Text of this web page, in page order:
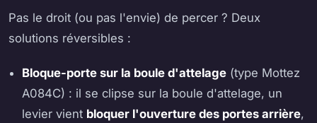
Pas le droit (ou pas l'envie) de percer ? Deux
solutions réversibles :
Bloque-porte sur la boule d'attelage (type Mottez
A084C) : il se clipse sur la boule d'attelage, un
levier vient bloquer l'ouverture des portes arrière,